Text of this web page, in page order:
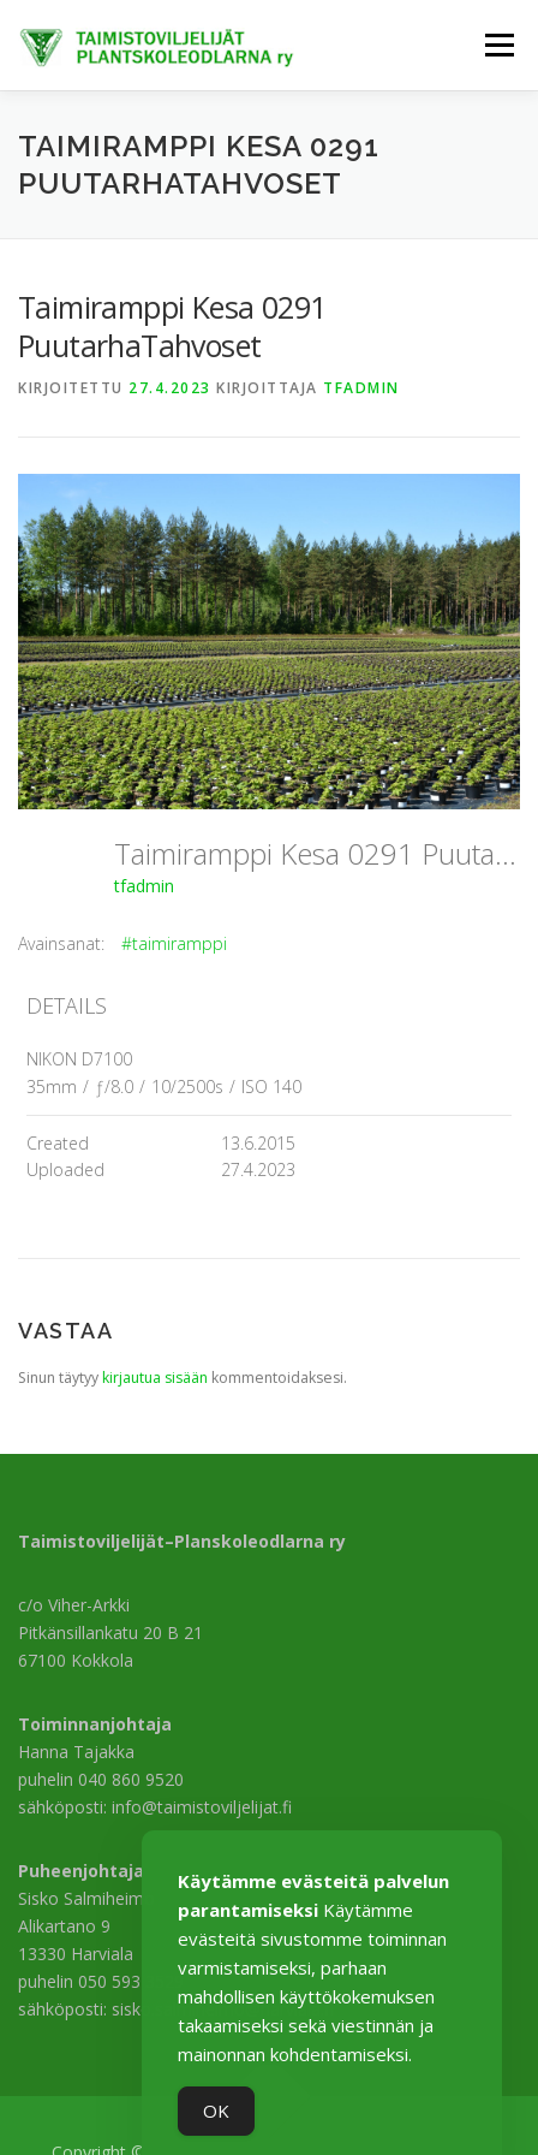
sisältöön
Valikko
ETUSIVU TIETOA MEISTÄ AJANKOHTAISTA
TRENDIKASVIT EXTRANET
TAIMIRAMPPI KESA 0291
PUUTARHATAHVOSET
Taimiramppi Kesa 0291
PuutarhaTahvoset
KIRJOITETTU 27.4.2023 KIRJOITTAJA TFADMIN
Taimiramppi Kesa 0291 PuutarhaTahvoset
tfadmin
Avainsanat: #taimiramppi
DETAILS
NIKON D7100
35mm / ƒ/8.0 / 10/2500s / ISO 140
Created
13.6.2015
Uploaded
27.4.2023
VASTAA
Sinun täytyykirjautua sisään kommentoidaksesi.
Taimistoviljelijät–Planskoleodlarna ry
c/o Viher-Arkki
Pitkänsillankatu 20 B 21
67100 Kokkola
Toiminnanjohtaja
Hanna Tajakka
puhelin 040 860 9520
sähköposti: info@taimistoviljelijat.fi
Puheenjohtaja
Sisko Salmiheimo
Alikartano 9
13330 Harviala
puhelin 050 593 3529
sähköposti: sisko.salmiheimo@harviala.fi
Käytämme evästeitä palvelun
parantamiseksi Käytämme
evästeitä sivustomme toiminnan
varmistamiseksi, parhaan
mahdollisen käyttökokemuksen
takaamiseksi sekä viestinnän ja
mainonnan kohdentamiseksi.
OK